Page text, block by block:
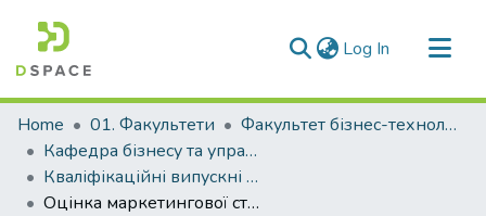
Log In (current)
Communities & Collections
All of DSpace
Statistics
Home 01. Факультети
Факультет бізнес-технологій та економіки
Кафедра бізнесу та управління (Кафедра Б та У)
Кваліфікаційні випускні роботи здобувачів вищої освіти кафедри Б та У
Оцінка маркетингової стратегії суб’єкта господарювання